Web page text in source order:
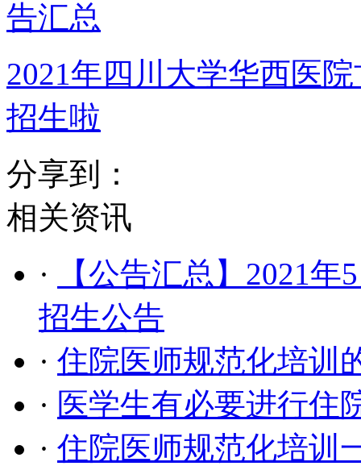
告汇总
2021年四川大学华西医
招生啦
分享到：
相关资讯
·
【公告汇总】2021
招生公告
· 住院医师规范化培训
· 医学生有必要进行住
· 住院医师规范化培训